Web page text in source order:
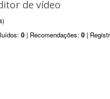
de vídeo
0 | Recomendações: 0 |